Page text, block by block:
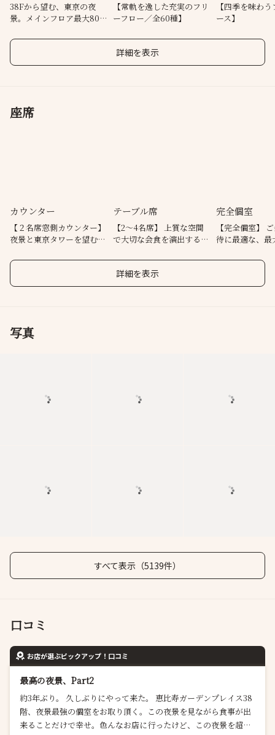
接待や会食、記念日、ご家族でのお集まりなど、
様々なシーンでご利用いただけます。
恵比寿駅からスカイウォーク直結。
暑さや天候を気にせずお越しいただけます。
38Fから望む、東京の夜
景。メインフロア最大80名
【常軌を逸した充実のフリ
ーフロー／全60種】
【四季を味わ
ース】
詳細を表示
座席
カウンター
【２名席窓側カウンター】
夜景と東京タワーを望む特
円
テーブル席
【2～4名席】 上質な空間
で大切な会食を演出するテ
完全個室
【完全個室】 ご会食やご接
待に最適な、最
詳細を表示
写真
すべて表示（5139件）
口コミ
お店が選ぶピックアップ！口コミ
最高の夜景、Part2
約3年ぶり。 久しぶりにやって来た。 恵比寿ガーデンプレイス38
階、夜景最強の個室をお取り頂く。この夜景を見ながら食事が出
来ることだけで幸せ。色んなお店に行ったけど、この夜景を超え